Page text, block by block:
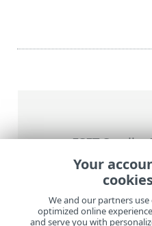
>
ESET Small
עבודה עם ESET Small
מתקדמות
Your
We and our partners
optimized online
and serve you with